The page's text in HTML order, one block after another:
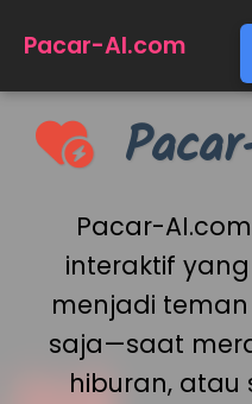
Pacar-AI.com
Pacar-
interaktif
menjadi
saja—saat
hiburan, atau